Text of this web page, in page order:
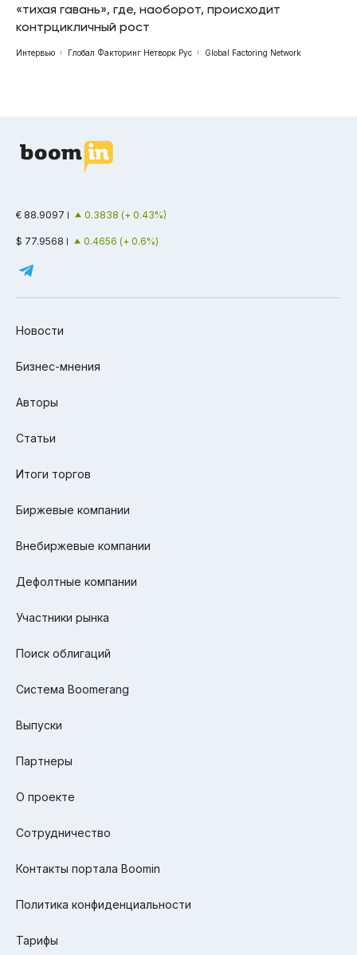
«тихая гавань», где, наоборот, происходит
контрцикличный рост
Интервью Глобал Факторинг Нетворк Рус Global Factoring Network
€ 88.9097 0.3838 (+ 0.43%)
$ 77.9568 0.4656 (+ 0.6%)
Новости
Бизнес-мнения
Авторы
Статьи
Итоги торгов
Биржевые компании
Внебиржевые компании
Дефолтные компании
Участники рынка
Поиск облигаций
Система Boomerang
Выпуски
Партнеры
О проекте
Сотрудничество
Контакты портала Boomin
Политика конфиденциальности
Тарифы